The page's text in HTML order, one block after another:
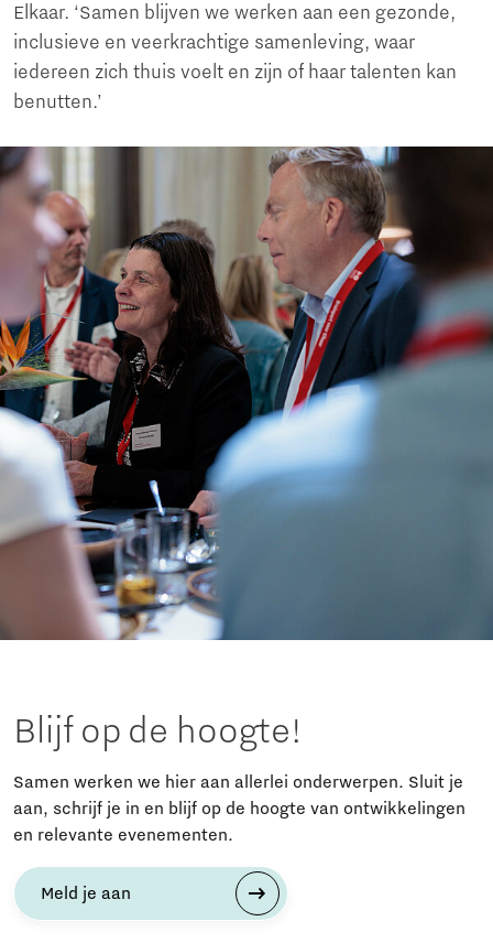
Elkaar. ‘Samen blijven we werken aan een gezonde,
inclusieve en veerkrachtige samenleving, waar
iedereen zich thuis voelt en zijn of haar talenten kan
benutten.’
Blijf op de hoogte!
Samen werken we hier aan allerlei onderwerpen. Sluit je
aan, schrijf je in en blijf op de hoogte van ontwikkelingen
en relevante evenementen.
Meld je aan